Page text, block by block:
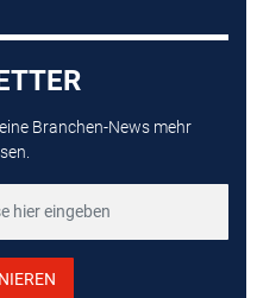
Branchen-News mehr